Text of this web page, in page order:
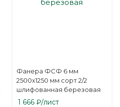
Фанера ФСФ 6 мм
2500х1250 мм сорт 2/2
шлифованная березовая
1 666₽/лист